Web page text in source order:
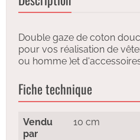
Double gaze de coton
pour vos réalisation de
ou homme )et
Fiche technique
Vendu
par
10 cm